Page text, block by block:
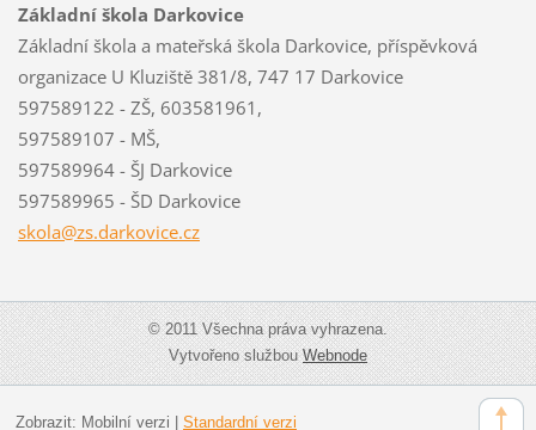
Základní škola Darkovice
Základní škola a mateřská škola Darkovice, příspěvková
organizace U Kluziště 381/8, 747 17 Darkovice
597589122 - ZŠ, 603581961,
597589107 - MŠ,
597589964 - ŠJ Darkovice
597589965 - ŠD Darkovice
skola@zs.darkovice.cz
© 2011 Všechna práva vyhrazena.
Vytvořeno službouWebnode
Zobrazit: Mobilní verzi Standardní verzi